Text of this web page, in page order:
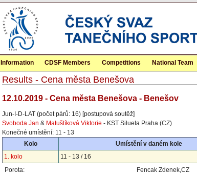
Information CDSF Members Competitions National Team
Results - Cena města Benešova
12.10.2019 - Cena města Benešova - Benešov
Jun-I-D-LAT (počet párů: 16) [postupová soutěž]
Svoboda Jan & Matuštíková Viktorie - KST Silueta Praha (CZ)
Konečné umístění: 11 - 13
Kolo
Umístění v daném kole
1. kolo
11 - 13 / 16
Porota:
Fencak Zdenek,CZ